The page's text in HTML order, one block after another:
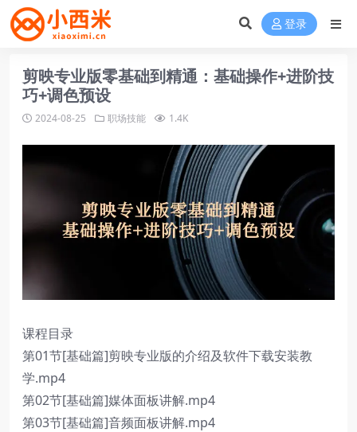
登录
剪映专业版零基础到精通：基础操作+进阶技
巧+调色预设
2024-08-25 职场技能 1.4K
课程目录
第01节[基础篇]剪映专业版的介绍及软件下载安装教
学.mp4
第02节[基础篇]媒体面板讲解.mp4
第03节[基础篇]音频面板讲解.mp4